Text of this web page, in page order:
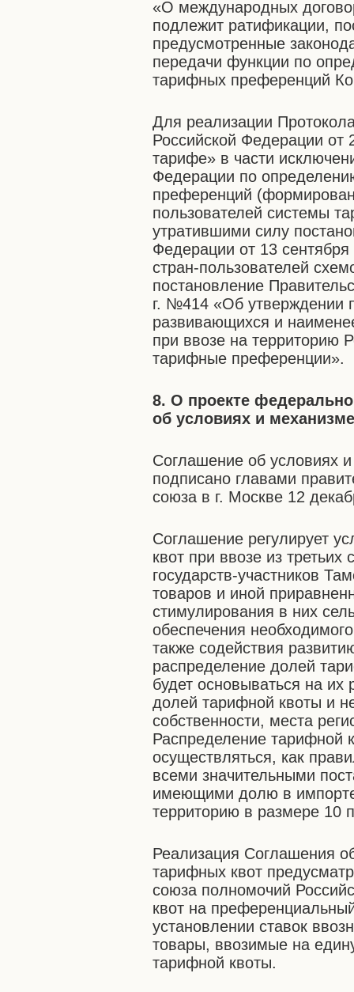
«О международных
подлежит ратификации,
предусмотренные
передачи функции по
тарифных преференций
Для реализации
Российской Федерации
тарифе» в части
Федерации по
преференций
пользователей системы
утратившими силу
Федерации от 13
стран-пользователей
постановление
г. №414 «Об утверждении
развивающихся и
при ввозе на территорию
тарифные преференции».
8. О проекте
об условиях и
Соглашение об условиях
подписано главами
союза в г. Москве 12
Соглашение регулирует
квот при ввозе из
государств-участников
товаров и иной
стимулирования в них
обеспечения
также содействия
распределение долей
будет основываться на
долей тарифной квоты и
собственности, места
Распределение тарифной
осуществляться, как
всеми значительными
имеющими долю в
территорию в размере 10
Реализация Соглашения
тарифных квот
союза полномочий
квот на
установлении ставок
товары, ввозимые на
тарифной квоты.